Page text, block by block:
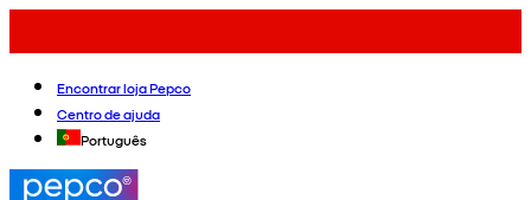
Encontrar loja Pepco
Centro de ajuda
Português